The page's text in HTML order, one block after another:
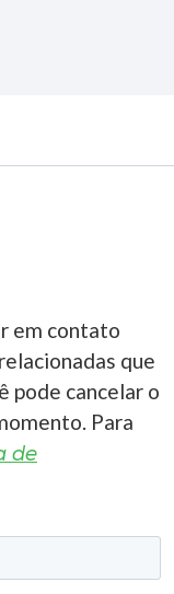
em contato
que
pode cancelar o
Para
de